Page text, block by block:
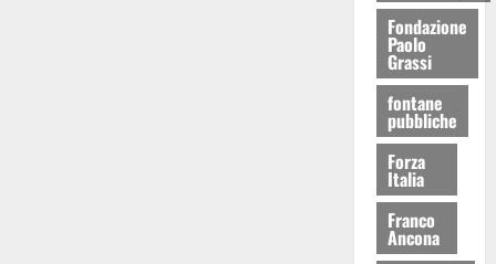
Fondazione
Paolo
Grassi
fontane
pubbliche
Forza
Italia
Franco
Ancona